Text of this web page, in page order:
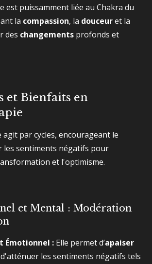
est puissamment liée au Chakra du
la compassion, la douceuret la
des changements profonds et
et Bienfaits en
agit par cycles, encourageant le
les sentiments négatifs pour
et l'optimisme.
et Mental : Modération
Émotionnel : Elle permet d’apaiser
les sentiments négatifs tels